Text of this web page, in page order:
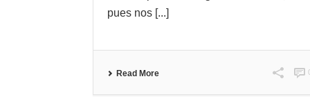
pues nos [...]
Read More